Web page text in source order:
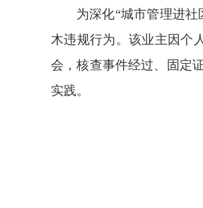
为深化“城市管理进
木违规行为。该业主因个
会，核查事件经过、固定
实践。